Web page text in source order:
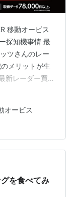
移動オービス
探知機事情 最
ツさんのレー
メリットが生
新レーダー買っ
ダー探知
載レーザー＆
北海道札幌市
オービス
を食べてみ